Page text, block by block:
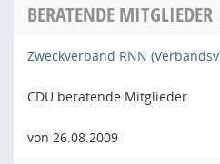
BERATENDE MITGLIEDER
Zweckverband RNN
CDU beratende Mitglieder
von 26.08.2009